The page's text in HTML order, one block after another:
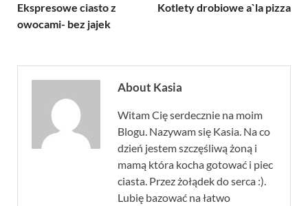
Ekspresowe ciasto z
owocami- bez jajek
Kotlety drobiowe a`la pizza
About Kasia
Witam Cię serdecznie na moim
Blogu. Nazywam się Kasia. Na co
dzień jestem szczęśliwą żoną i
mamą która kocha gotować i piec
ciasta. Przez żołądek do serca :).
Lubię bazować na łatwo